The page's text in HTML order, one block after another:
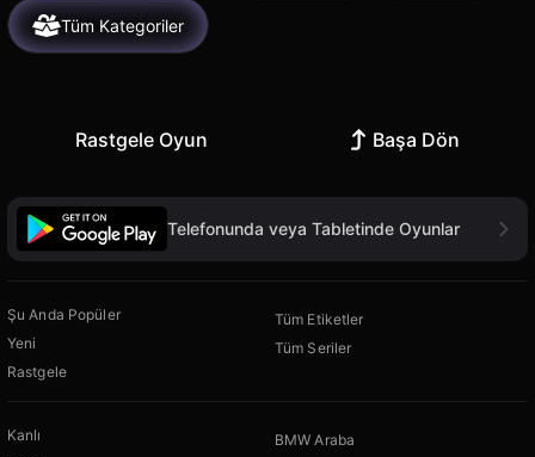
Tüm Kategoriler
Rastgele Oyun Başa Dön
Telefonunda veya Tabletinde Oyunlar
Şu Anda Popüler
Yeni
Rastgele
Tüm Etiketler
Tüm Seriler
Kanlı
BMW Araba